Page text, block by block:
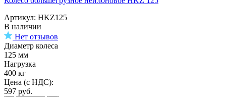
Артикул: HKZ125
В наличии
Нет отзывов
Диаметр колеса
125 мм
Нагрузка
400 кг
Цена (с НДС):
597 руб.